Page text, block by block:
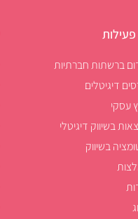
ברשתות חברתיות
דיגיטלים
עסקי
בשיווק דיגיטלי
בשיווק